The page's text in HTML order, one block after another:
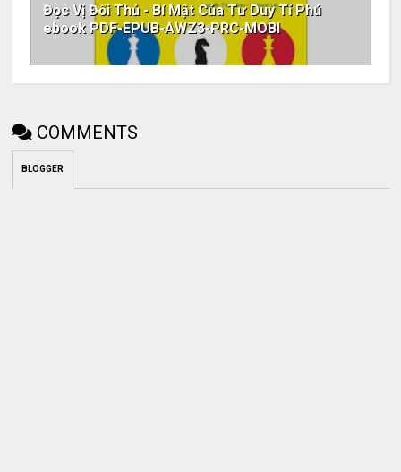
Đọc Vị Đối Thủ - Bí Mật Của Tư Duy Tỉ Phú
ebook PDF-EPUB-AWZ3-PRC-MOBI
COMMENTS
BLOGGER